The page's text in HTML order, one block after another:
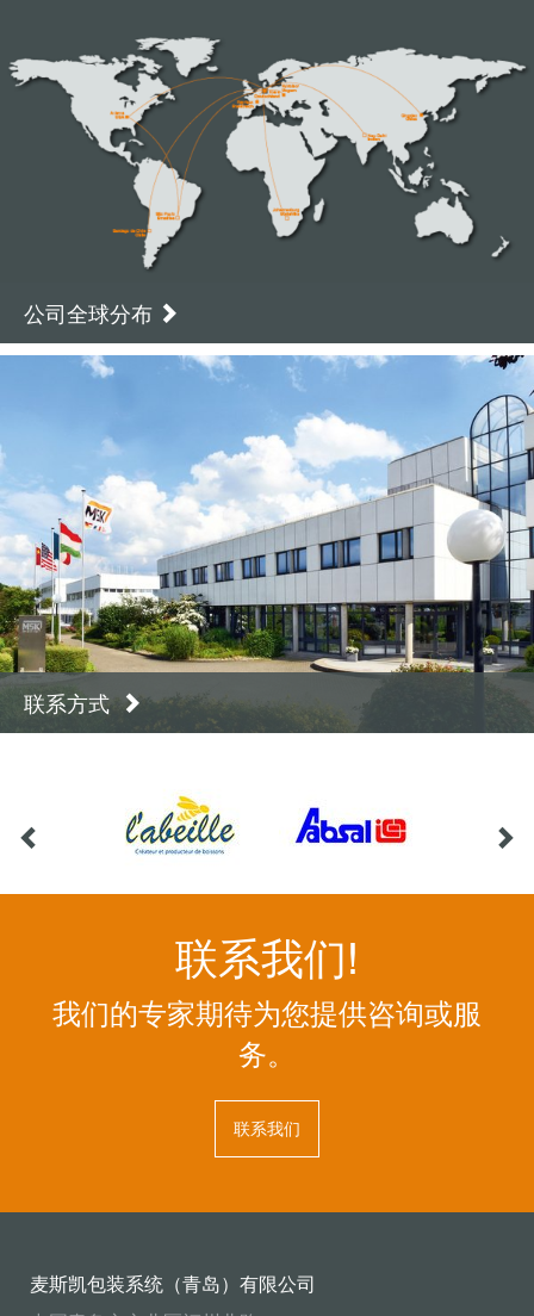
公司全球分布
联系方式
联系我们!
我们的专家期待为您提供咨询或服
务。
联系我们
麦斯凯包装系统（青岛）有限公司